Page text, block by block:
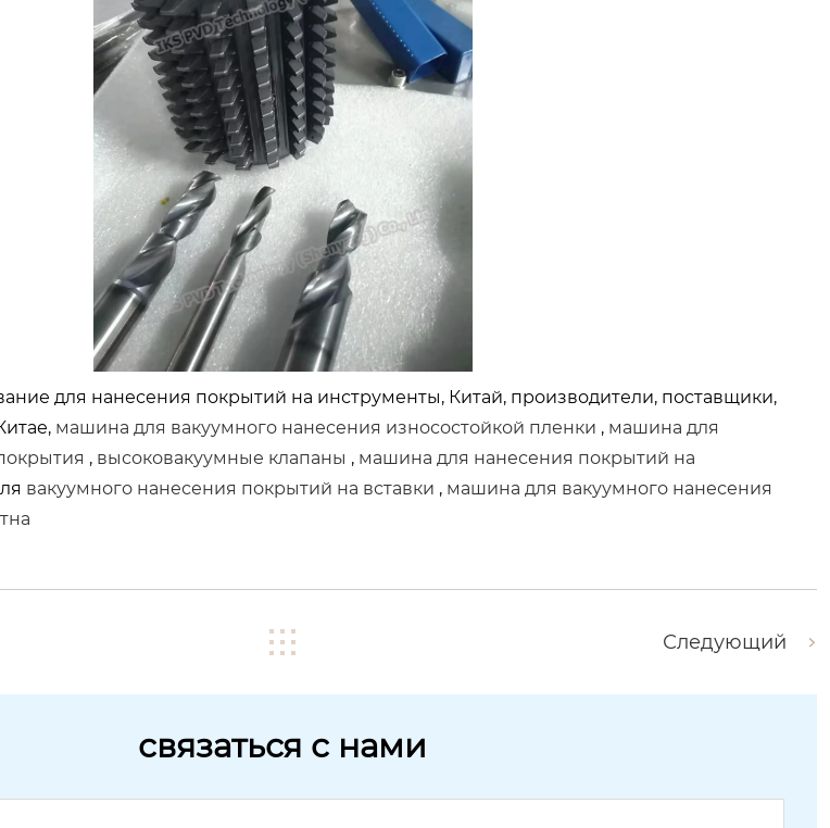
для нанесения покрытий на инструменты, Китай, производители, поставщики,
машина для вакуумного нанесения износостойкой пленки , машина для
, высоковакуумные клапаны , машина для нанесения покрытий на
вакуумного нанесения покрытий на вставки , машина для вакуумного нанесения
Следующий
связаться с нами